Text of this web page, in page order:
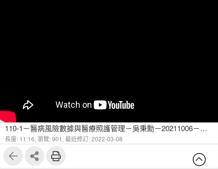
110-1－醫病風險數據與醫療照護管理－吳秉勳－20211006－糖尿病的流行病學與簡介-7
長度: 11:16, 瀏覽: 901, 最近修訂: 2022-03-08